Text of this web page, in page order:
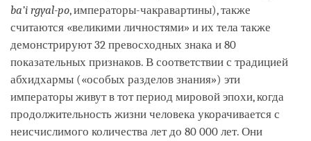
ba’i rgyal-po, императоры-чакравартины), также
считаются «великими личностями» и их тела также
демонстрируют 32 превосходных знака и 80
показательных признаков. В соответствии с традицией
абхидхармы («особых разделов знания») эти
императоры живут в тот период мировой эпохи, когда
продолжительность жизни человека укорачивается с
неисчислимого количества лет до 80 000 лет. Они